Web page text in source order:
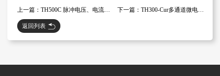
上一篇：TH500C 脉冲电压、电流测试规格书 下一篇：TH300-Cur多通道微电流测试解决方案V2023.08.13
返回列表